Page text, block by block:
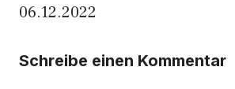
06.12.2022
Schreibe einen Kommentar